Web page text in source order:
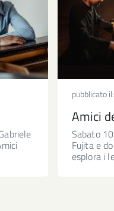
pubblicato il:
Amici
Sabato
Fujita e
esplora i